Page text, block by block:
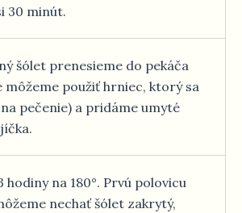
30 minút.
šólet prenesieme do pekáča
môžeme použiť hrniec, ktorý sa
pečenie) a pridáme umyté
hodiny na 180°. Prvú polovicu
nechať šólet zakrytý,